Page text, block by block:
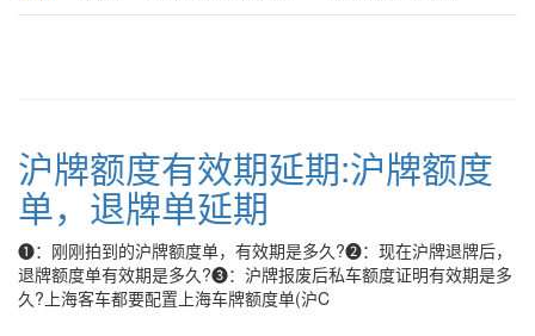
沪牌额度有效期延期:沪牌额度
单，退牌单延期
❶：刚刚拍到的沪牌额度单，有效期是多久?❷：现在沪牌退牌后，
退牌额度单有效期是多久?❸：沪牌报废后私车额度证明有效期是多
久?上海客车都要配置上海车牌额度单(沪C